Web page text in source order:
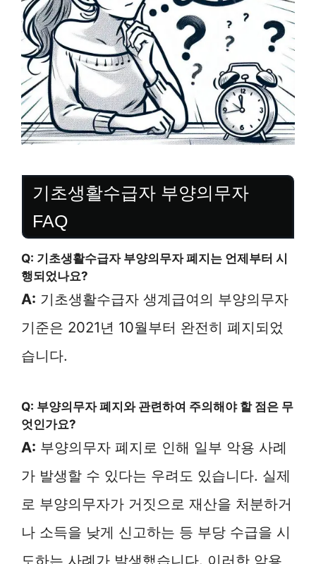
기초생활수급자 부양의무자
FAQ
Q: 기초생활수급자 부양의무자 폐지는 언제부터 시
행되었나요?
A: 기초생활수급자 생계급여의 부양의무자
기준은 2021년 10월부터 완전히 폐지되었
습니다.
Q: 부양의무자 폐지와 관련하여 주의해야 할 점은 무
엇인가요?
A: 부양의무자 폐지로 인해 일부 악용 사례
가 발생할 수 있다는 우려도 있습니다. 실제
로 부양의무자가 거짓으로 재산을 처분하거
나 소득을 낮게 신고하는 등 부당 수급을 시
도하는 사례가 발생했습니다. 이러한 악용